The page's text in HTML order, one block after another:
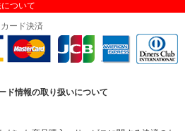
ついて
ード決済
ド情報の取り扱いについて